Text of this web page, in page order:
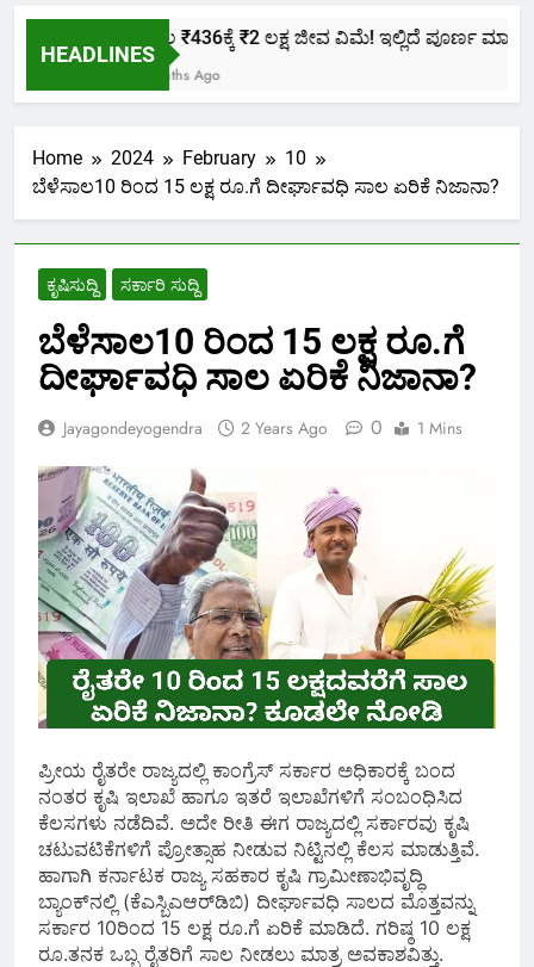
HEADLINES
ಕೇವಲ ₹436ಕ್ಕೆ ₹2 ಲಕ್ಷ ಜೀವ ವಿಮೆ! ಇಲ್ಲಿದೆ ಪೂರ್ಣ ಮಾಹಿತಿ.
2 Months Ago
Home 2024 February
10
ಬೆಳೆ‌ಸಾಲ10 ರಿಂದ 15 ಲಕ್ಷ ರೂ.ಗೆ ದೀರ್ಘಾವಧಿ ಸಾಲ ಏರಿಕೆ ನಿಜಾನಾ?
ಕೃಷಿಸುದ್ದಿ ಸರ್ಕಾರಿ ಸುದ್ದಿ
ಬೆಳೆ‌ಸಾಲ10 ರಿಂದ 15 ಲಕ್ಷ ರೂ.ಗೆ
ದೀರ್ಘಾವಧಿ ಸಾಲ ಏರಿಕೆ ನಿಜಾನಾ?
Jayagondeyogendra 2 Years Ago 0 1 Mins
ಪ್ರೀಯ ರೈತರೇ ರಾಜ್ಯದಲ್ಲಿ ಕಾಂಗ್ರೆಸ್ ಸರ್ಕಾರ ಅಧಿಕಾರಕ್ಕೆ ಬಂದ
ನಂತರ ಕೃಷಿ ಇಲಾಖೆ ಹಾಗೂ ಇತರೆ ಇಲಾಖೆಗಳಿಗೆ ಸಂಬಂಧಿಸಿದ
ಕೆಲಸಗಳು ನಡೆದಿವೆ. ಅದೇ ರೀತಿ ಈಗ ರಾಜ್ಯದಲ್ಲಿ ಸರ್ಕಾರವು ಕೃಷಿ
ಚಟುವಟಿಕೆಗಳಿಗೆ ಪ್ರೋತ್ಸಾಹ ನೀಡುವ ನಿಟ್ಟಿನಲ್ಲಿ ಕೆಲಸ ಮಾಡುತ್ತಿವೆ.
ಹಾಗಾಗಿ ಕರ್ನಾಟಕ ರಾಜ್ಯ ಸಹಕಾರ ಕೃಷಿ ಗ್ರಾಮೀಣಾಭಿವೃದ್ಧಿ
ಬ್ಯಾಂಕ್‌ನಲ್ಲಿ (ಕೆಎಸ್ಬಿಎಆರ್‌ಡಿಬಿ) ದೀರ್ಘಾವಧಿ ಸಾಲದ ಮೊತ್ತವನ್ನು
ಸರ್ಕಾರ 10ರಿಂದ 15 ಲಕ್ಷ ರೂ.ಗೆ ಏರಿಕೆ ಮಾಡಿದೆ. ಗರಿಷ್ಠ 10 ಲಕ್ಷ
ರೂ.ತನಕ ಒಬ್ಬ ರೈತರಿಗೆ ಸಾಲ ನೀಡಲು ಮಾತ್ರ ಅವಕಾಶವಿತ್ತು.